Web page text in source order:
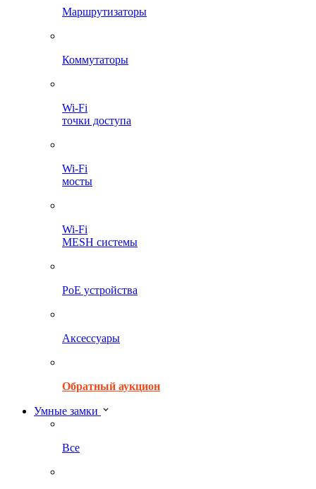
Маршрутизаторы
Коммутаторы
Wi-Fi
точки доступа
Wi-Fi
мосты
Wi-Fi
MESH системы
PoE устройства
Аксессуары
Обратный аукцион
Умные замки
Все